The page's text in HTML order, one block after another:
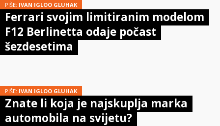
PIŠE: IVAN IGLOO GLUHAK
Ferrari svojim limitiranim modelom
F12 Berlinetta odaje počast
šezdesetima
PIŠE: IVAN IGLOO GLUHAK
Znate li koja je najskuplja marka
automobila na svijetu?